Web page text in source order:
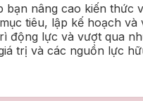
nâng cao kiến thức
tiêu, lập kế hoạch
động lực và vượt qua
trị và các nguồn lực